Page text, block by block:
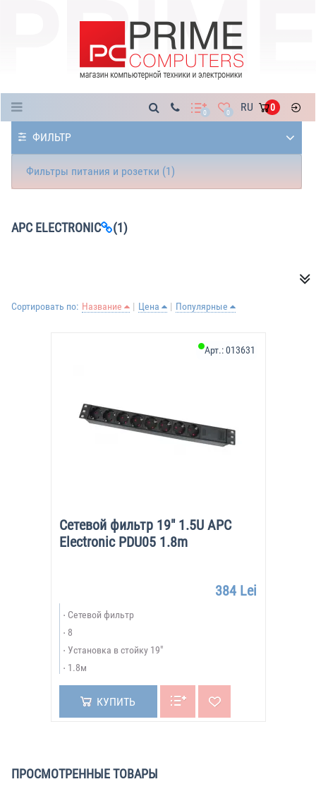
0 0 RU 0
ФИЛЬТР
Фильтры питания и розетки (1)
APC ELECTRONIC (1)
Сортировать по: Название Цена Популярные
Сетевой фильтр 19" 1.5U APC
Electronic PDU05 1.8m
Арт.:013631
384 Lei
Сетевой фильтр
8
Установка в стойку 19"
1.8м
КУПИТЬ
ПРОСМОТРЕННЫЕ ТОВАРЫ